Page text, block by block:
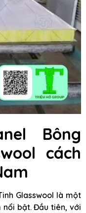
Bông
cách
Glasswool là một
nổi bật. Đầu tiên, với